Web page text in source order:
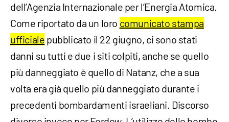
dell’Agenzia Internazionale per l’Energia Atomica.
Come riportato da un loro comunicato stampa
ufficiale pubblicato il 22 giugno, ci sono stati
danni su tutti e due i siti colpiti, anche se quello
più danneggiato è quello di Natanz, che a sua
volta era già quello più danneggiato durante i
precedenti bombardamenti israeliani. Discorso